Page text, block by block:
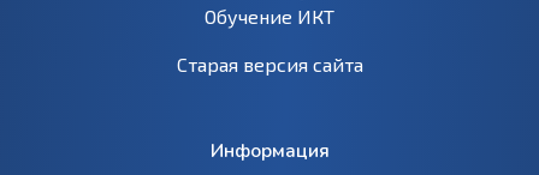
Обучение ИКТ
Старая версия сайта
Информация